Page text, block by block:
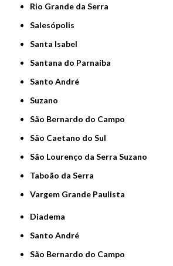
Rio Grande da Serra
Salesópolis
Santa Isabel
Santana do Parnaíba
Santo André
Suzano
São Bernardo do Campo
São Caetano do Sul
São Lourenço da Serra Suzano
Taboão da Serra
Vargem Grande Paulista
Diadema
Santo André
São Bernardo do Campo